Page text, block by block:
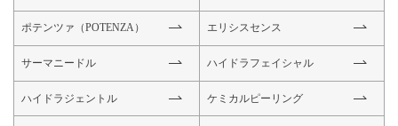
ポテンツァ（POTENZA） エリシスセンス
サーマニードル ハイドラフェイシャル
ハイドラジェントル ケミカルピーリング